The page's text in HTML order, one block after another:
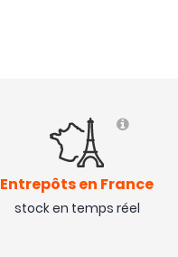
Entrepôts en France
stock en temps réel